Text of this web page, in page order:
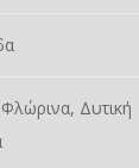
Δυτική